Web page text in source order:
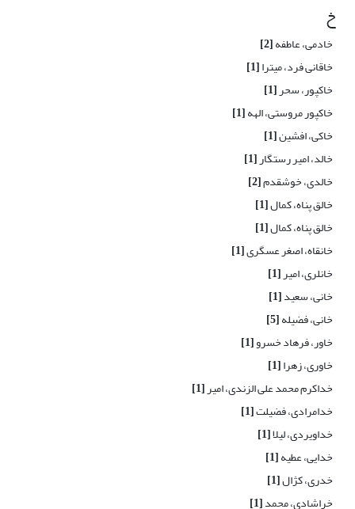
خ
خادمی، عاطفه[2]
خاقانی فرد، میترا[1]
خاکپور، سحر[1]
خاکپور مروستی، الهه[1]
خاکی، افشین[1]
خالد، امیر رستگار[1]
خالدی، خوشقدم[2]
خالق پناه، کمال[1]
خالق پناه، کمال[1]
خانقاه، اصغر عسگری[1]
خانلری، امیر[1]
خانی، سعید[1]
خانی، فضیله[5]
خاور، فرهاد خسرو[1]
خاوری، زهرا[1]
خداکرم محمد علی الزندی، امیر[1]
خدامرادی، فضیلت[1]
خداویردی، لیلا[1]
خدایی، عطیه[1]
خدری، کژال[1]
خراشادی، محمد[1]